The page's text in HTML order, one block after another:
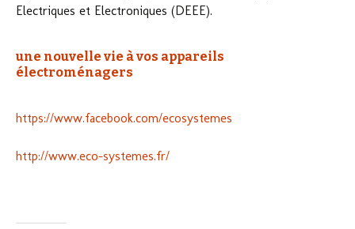
Electriques et Electroniques (DEEE).
une nouvelle vie à vos appareils
électroménagers
https://www.facebook.com/ecosystemes
http://www.eco-systemes.fr/